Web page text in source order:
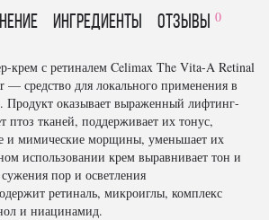
Ингредиенты отзывы 0
крем с ретиналем Celimax The Vita-A Retinal
— средство для локального применения в
Продукт оказывает выраженный лифтинг-
птоз тканей, поддерживает их тонус,
и мимические морщины, уменьшает их
использовании крем выравнивает тон и
пор и осветления
ретиналь, микроиглы, комплекс
и ниацинамид.